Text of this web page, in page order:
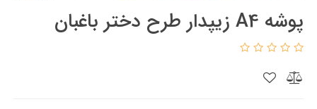
پوشه A4 زیپدار طرح دختر باغبان